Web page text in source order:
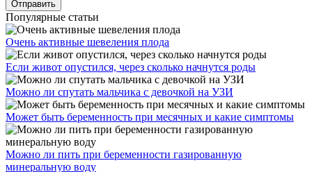
Популярные статьи
Очень активные шевеления плода
Если живот опустился, через сколько начнутся роды
Можно ли спутать мальчика с девочкой на УЗИ
Может быть беременность при месячных и какие симптомы
Можно ли пить при беременности газированную
минеральную воду